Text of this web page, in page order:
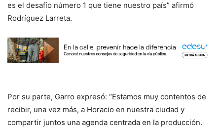
es el desafío número 1 que tiene nuestro país” afirmó
Rodríguez Larreta.
Por su parte, Garro expresó: “Estamos muy contentos de
recibir, una vez más, a Horacio en nuestra ciudad y
compartir juntos una agenda centrada en la producción.